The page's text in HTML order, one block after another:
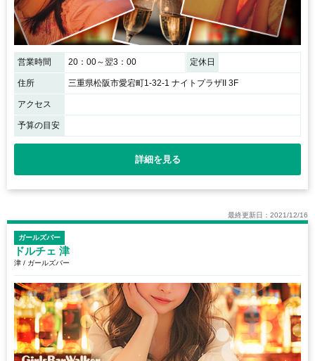
営業時間 20：00～翌3：00 定休日
住所 三重県松阪市愛宕町1-32-1 ナイトプラザII 3F
アクセス
予算の目安
詳細を見る
最終更新日：2021/12/16
ガールズバー
ドルチェ 津
津 / ガールズバー